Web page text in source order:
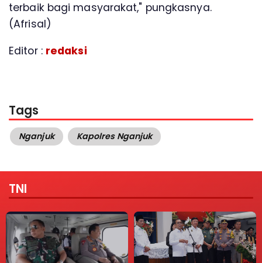
terbaik bagi masyarakat," pungkasnya.
(Afrisal)
Editor : redaksi
Tags
Nganjuk Kapolres Nganjuk
TNI